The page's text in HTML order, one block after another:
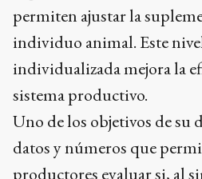
permiten ajustar la
individuo animal. Este
individualizada mejora la
sistema productivo.
Uno de los objetivos de su
datos y números que
productores evaluar si, al